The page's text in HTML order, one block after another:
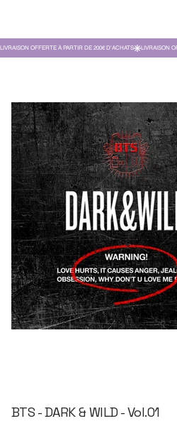
BTS - DARK & WILD - Vol.01